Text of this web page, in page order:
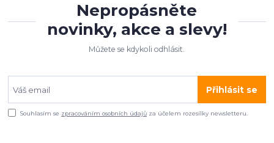
Nepropásněte
novinky, akce a slevy!
Můžete se kdykoli odhlásit.
Přihlásit se
Souhlasím se zpracováním osobních údajů za účelem rozesílky newsletteru.